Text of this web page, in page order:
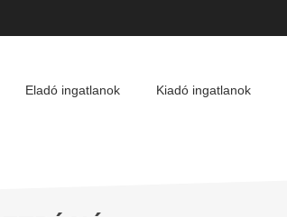
Eladó ingatlanok Kiadó ingatlanok